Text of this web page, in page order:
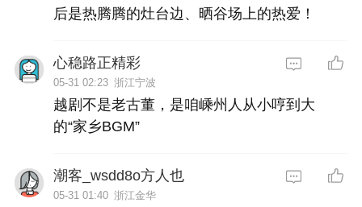
后是热腾腾的灶台边、晒谷场上的热爱！
心稳路正精彩
05-31 02:23 浙江宁波
越剧不是老古董，是咱嵊州人从小哼到大
的“家乡BGM”
潮客_wsdd8o方人也
05-31 01:40 浙江金华